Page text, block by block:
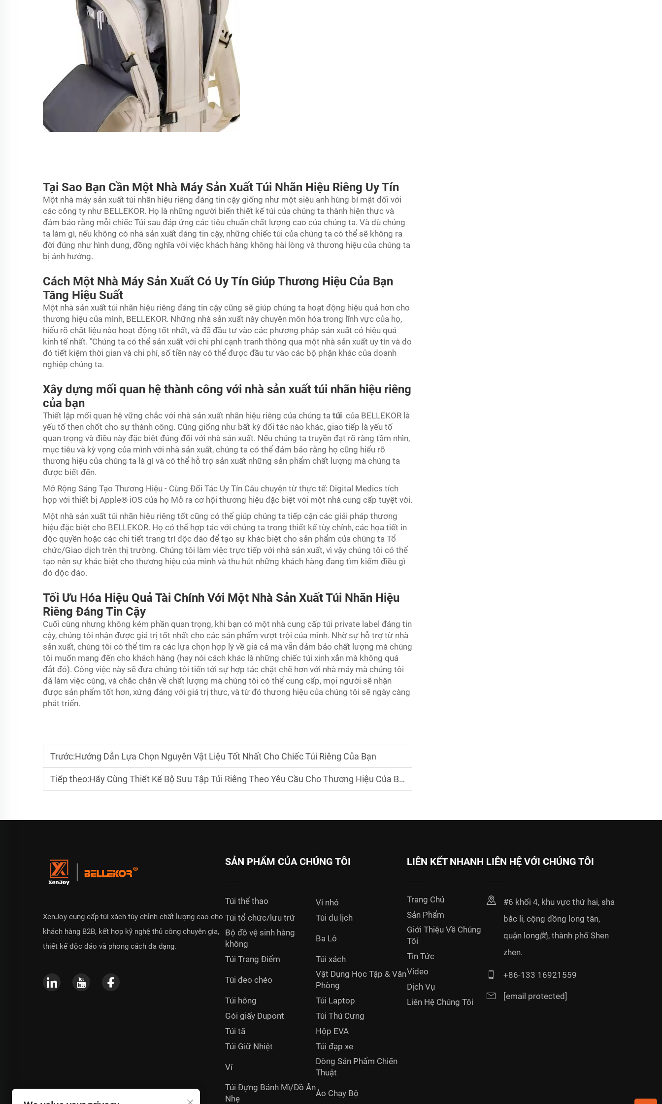
Tại Sao Bạn Cần Một Nhà Máy Sản Xuất Túi Nhãn Hiệu Riêng Uy Tín
Một nhà máy sản xuất túi nhãn hiệu riêng đáng tin cậy giống như một siêu anh hùng bí mật đối với
các công ty như BELLEKOR. Họ là những người biến thiết kế túi của chúng ta thành hiện thực và
đảm bảo rằng mỗi chiếc Túi sau đáp ứng các tiêu chuẩn chất lượng cao của chúng ta. Và dù chúng
ta làm gì, nếu không có nhà sản xuất đáng tin cậy, những chiếc túi của chúng ta có thể sẽ không ra
đời đúng như hình dung, đồng nghĩa với việc khách hàng không hài lòng và thương hiệu của chúng ta
bị ảnh hưởng.
Cách Một Nhà Máy Sản Xuất Có Uy Tín Giúp Thương Hiệu Của Bạn
Tăng Hiệu Suất
Một nhà sản xuất túi nhãn hiệu riêng đáng tin cậy cũng sẽ giúp chúng ta hoạt động hiệu quả hơn cho
thương hiệu của mình, BELLEKOR. Những nhà sản xuất này chuyên môn hóa trong lĩnh vực của họ,
hiểu rõ chất liệu nào hoạt động tốt nhất, và đã đầu tư vào các phương pháp sản xuất có hiệu quả
kinh tế nhất. "Chúng ta có thể sản xuất với chi phí cạnh tranh thông qua một nhà sản xuất uy tín và do
đó tiết kiệm thời gian và chi phí, số tiền này có thể được đầu tư vào các bộ phận khác của doanh
nghiệp chúng ta.
Xây dựng mối quan hệ thành công với nhà sản xuất túi nhãn hiệu riêng
của bạn
Thiết lập mối quan hệ vững chắc với nhà sản xuất nhãn hiệu riêng của chúng ta túi của BELLEKOR là
yếu tố then chốt cho sự thành công. Cũng giống như bất kỳ đối tác nào khác, giao tiếp là yếu tố
quan trọng và điều này đặc biệt đúng đối với nhà sản xuất. Nếu chúng ta truyền đạt rõ ràng tầm nhìn,
mục tiêu và kỳ vọng của mình với nhà sản xuất, chúng ta có thể đảm bảo rằng họ cũng hiểu rõ
thương hiệu của chúng ta là gì và có thể hỗ trợ sản xuất những sản phẩm chất lượng mà chúng ta
được biết đến.
Mở Rộng Sáng Tạo Thương Hiệu - Cùng Đối Tác Uy Tín Câu chuyện từ thực tế: Digital Medics tích
hợp với thiết bị Apple® iOS của họ Mở ra cơ hội thương hiệu đặc biệt với một nhà cung cấp tuyệt vời.
Một nhà sản xuất túi nhãn hiệu riêng tốt cũng có thể giúp chúng ta tiếp cận các giải pháp thương
hiệu đặc biệt cho BELLEKOR. Họ có thể hợp tác với chúng ta trong thiết kế tùy chỉnh, các họa tiết in
độc quyền hoặc các chi tiết trang trí độc đáo để tạo sự khác biệt cho sản phẩm của chúng ta Tổ
chức/Giao dịch trên thị trường. Chúng tôi làm việc trực tiếp với nhà sản xuất, vì vậy chúng tôi có thể
tạo nên sự khác biệt cho thương hiệu của mình và thu hút những khách hàng đang tìm kiếm điều gì
đó độc đáo.
Tối Ưu Hóa Hiệu Quả Tài Chính Với Một Nhà Sản Xuất Túi Nhãn Hiệu
Riêng Đáng Tin Cậy
Cuối cùng nhưng không kém phần quan trọng, khi bạn có một nhà cung cấp túi private label đáng tin
cậy, chúng tôi nhận được giá trị tốt nhất cho các sản phẩm vượt trội của mình. Nhờ sự hỗ trợ từ nhà
sản xuất, chúng tôi có thể tìm ra các lựa chọn hợp lý về giá cả mà vẫn đảm bảo chất lượng mà chúng
tôi muốn mang đến cho khách hàng (hay nói cách khác là những chiếc túi xinh xắn mà không quá
đắt đỏ). Công việc này sẽ đưa chúng tôi tiến tới sự hợp tác chặt chẽ hơn với nhà máy mà chúng tôi
đã làm việc cùng, và chắc chắn về chất lượng mà chúng tôi có thể cung cấp, mọi người sẽ nhận
được sản phẩm tốt hơn, xứng đáng với giá trị thực, và từ đó thương hiệu của chúng tôi sẽ ngày càng
phát triển.
Trước:Hướng Dẫn Lựa Chọn Nguyên Vật Liệu Tốt Nhất Cho Chiếc Túi Riêng Của Bạn
Tiếp theo:Hãy Cùng Thiết Kế Bộ Sưu Tập Túi Riêng Theo Yêu Cầu Cho Thương Hiệu Của Bạn
XenJoy cung cấp túi xách tùy chỉnh chất lượng cao cho
khách hàng B2B, kết hợp kỹ nghệ thủ công chuyên gia,
thiết kế độc đáo và phong cách đa dạng.
SẢN PHẨM CỦA CHÚNG TÔI
Túi thể thao
Ví nhỏ
Túi tổ chức/lưu trữ
Túi du lịch
Bộ đồ vệ sinh hàng
không
Ba Lô
Túi Trang Điểm Túi xách
Túi đeo chéo
Vật Dụng Học Tập & Văn
Phòng
Túi hông
Túi Laptop
Gói giấy Dupont
Túi Thú Cưng
Túi tã
Hộp EVA
Túi Giữ Nhiệt
Túi đạp xe
Ví
Dòng Sản Phẩm Chiến
Thuật
Túi Đựng Bánh Mì/Đồ Ăn
Nhẹ
Áo Chạy Bộ
LIÊN KẾT NHANH
Trang Chủ
Sản Phẩm
Giới Thiệu Về Chúng
Tôi
Tin Tức
Video
Dịch Vụ
Liên Hệ Chúng Tôi
LIÊN HỆ VỚI CHÚNG TÔI
#6 khối 4, khu vực thứ hai, sha
bắc li, cộng đồng long tân,
quận long岗, thành phố Shen
zhen.
+86-133 16921559
[email protected]